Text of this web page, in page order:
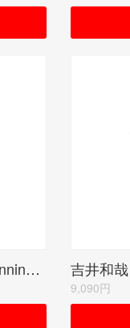
吉井和哉 Kazuya Yoshii Beginning & The End(受注限定生産品)
9,090円